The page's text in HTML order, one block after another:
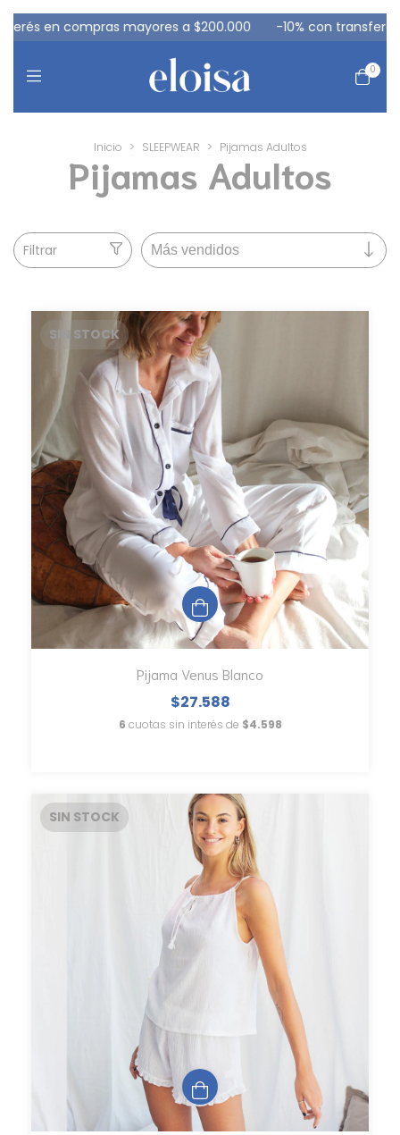
mayores a $200.000 -10% con transferencia 3
0
Inicio > SLEEPWEAR > Pijamas Adultos
Pijamas Adultos
Filtrar
SIN STOCK
Pijama Venus Blanco
$27.588
6 cuotas sin interés de $4.598
SIN STOCK